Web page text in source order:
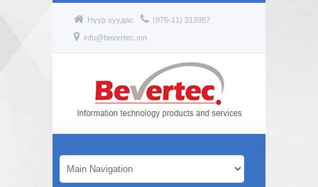
Нүүр хуудас (976-11) 313987
info@bevertec.mn